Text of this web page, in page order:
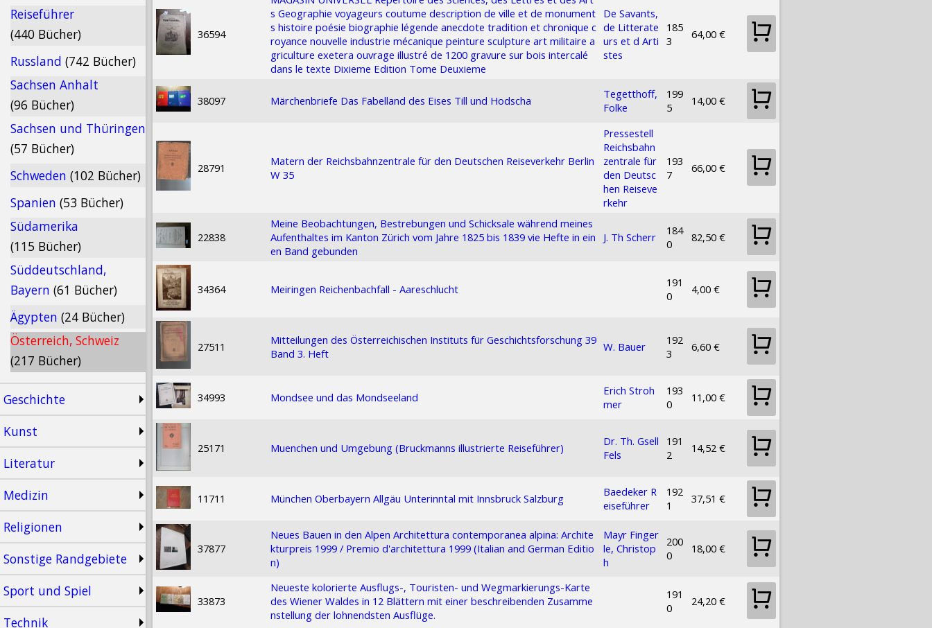
Reiseführer
(440 Bücher)
Russland (742 Bücher)
Sachsen Anhalt
(96 Bücher)
Sachsen und Thüringen
(57 Bücher)
Schweden (102 Bücher)
Spanien (53 Bücher)
Südamerika
(115 Bücher)
Süddeutschland,
Bayern (61 Bücher)
Ägypten (24 Bücher)
Österreich, Schweiz
(217 Bücher)
Geschichte
Kunst
Literatur
Medizin
Religionen
Sonstige Randgebiete
Sport und Spiel
Technik
36594
s Geographie voyageurs coutume description de ville et de monument
s histoire poésie biographie légende anecdote tradition et chronique c
royance nouvelle industrie mécanique peinture sculpture art militaire a
griculture exetera ouvrage illustré de 1200 gravure sur bois intercalé
dans le texte Dixieme Edition Tome Deuxieme
De Savants,
de Litterate
urs et d Arti
stes
185
3
64,00 €
38097 Märchenbriefe Das Fabelland des Eises Till und Hodscha
Tegetthoff,
Folke
199
5
14,00 €
28791
Matern der Reichsbahnzentrale für den Deutschen Reiseverkehr Berlin
W 35
Pressestell
Reichsbahn
zentrale für
den Deutsc
hen Reiseve
rkehr
193
7
66,00 €
22838
Meine Beobachtungen, Bestrebungen und Schicksale während meines
Aufenthaltes im Kanton Zürich vom Jahre 1825 bis 1839 vie Hefte in ein
en Band gebunden
J. Th Scherr
184
0
82,50 €
34364 Meiringen Reichenbachfall - Aareschlucht
191
0
4,00 €
27511
Mitteilungen des Österreichischen Instituts für Geschichtsforschung 39
Band 3. Heft
W. Bauer
192
3
6,60 €
34993 Mondsee und das Mondseeland
Erich Stroh
mer
193
0
11,00 €
25171 Muenchen und Umgebung (Bruckmanns illustrierte Reiseführer)
Dr. Th. Gsell
Fels
191
2
14,52 €
11711 München Oberbayern Allgäu Unterinntal mit Innsbruck Salzburg
Baedeker R
eiseführer
192
1
37,51 €
37877
Neues Bauen in den Alpen Architettura contemporanea alpina: Archite
kturpreis 1999 / Premio d'architettura 1999 (Italian and German Editio
n)
Mayr Finger
le, Christop
h
200
0
18,00 €
33873
Neueste kolorierte Ausflugs-, Touristen- und Wegmarkierungs-Karte
des Wiener Waldes in 12 Blättern mit einer beschreibenden Zusamme
nstellung der lohnendsten Ausflüge.
191
0
24,20 €